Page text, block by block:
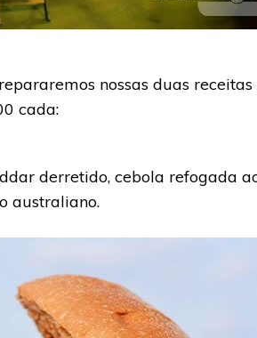
nossas duas receitas
cada:
derretido, cebola refogada
australiano.